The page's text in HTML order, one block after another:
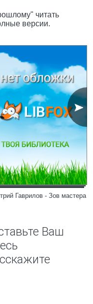
читать
версии.
Гаврилов - Зов мастера
Ваш